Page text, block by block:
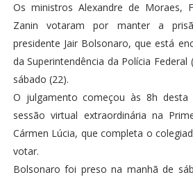
Os ministros Alexandre de Moraes,
Zanin votaram por manter a
presidente Jair Bolsonaro, que está
da Superintendência da Polícia Federal
sábado (22).
O julgamento começou às 8h desta
sessão virtual extraordinária na
Cármen Lúcia, que completa o
votar.
Bolsonaro foi preso na manhã de